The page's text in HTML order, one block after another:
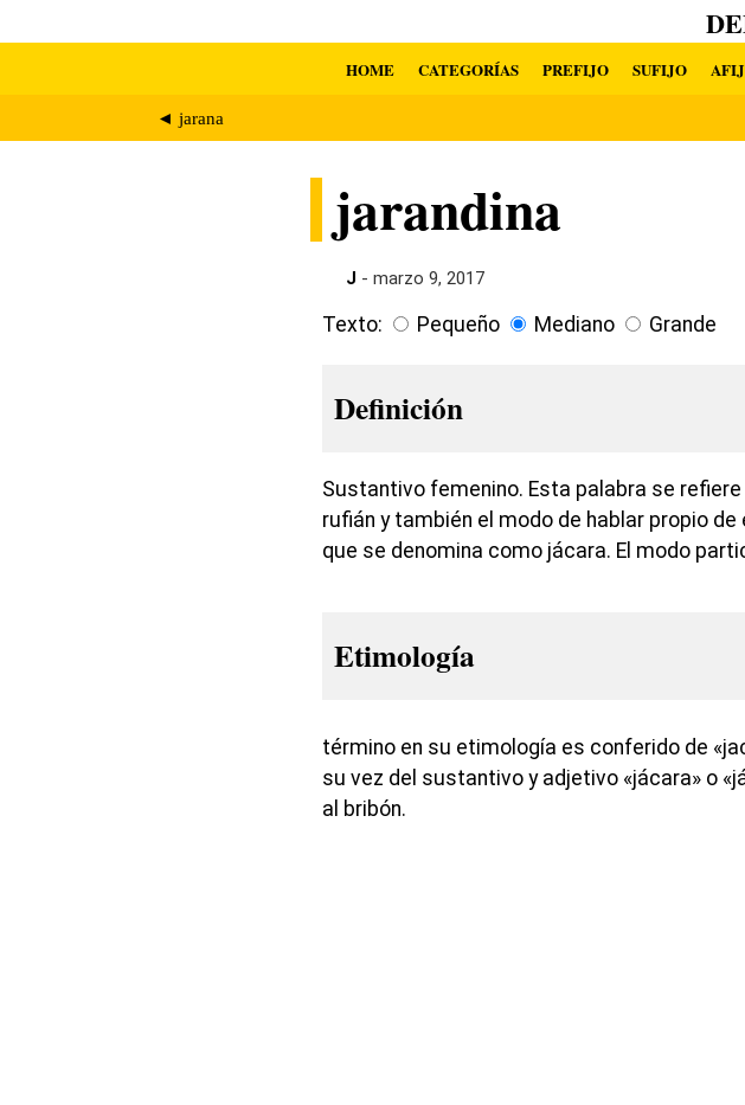
HOME CATEGORÍAS PREFIJO SUFIJO
◄ jarana
jarandina
J - marzo 9, 2017
Texto: Pequeño Mediano Grande
Definición
Sustantivo femenino. Esta palabra se refiere
rufián y también el modo de hablar propio
que se denomina como jácara. El modo
Etimología
término en su etimología es conferido de
su vez del sustantivo y adjetivo «jácara» o
al bribón.